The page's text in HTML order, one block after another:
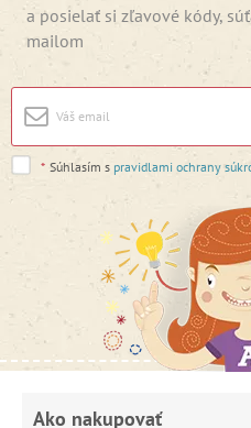
a posielať si zľavové kódy,
mailom
* Súhlasím s pravidlami ochrany
Ako nakupovať